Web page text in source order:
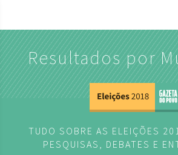
Resultados por
TUDO SOBRE AS ELEIÇÕES
PESQUISAS, DEBATES E